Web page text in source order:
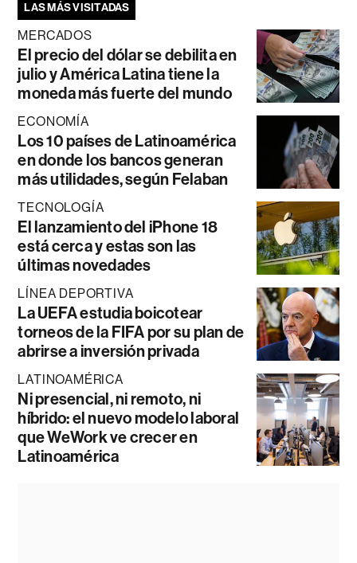
LAS MÁS VISITADAS
MERCADOS
El precio del dólar se debilita en
julio y América Latina tiene la
moneda más fuerte del mundo
ECONOMÍA
Los 10 países de Latinoamérica
en donde los bancos generan
más utilidades, según Felaban
TECNOLOGÍA
El lanzamiento del iPhone 18
está cerca y estas son las
últimas novedades
LÍNEA DEPORTIVA
La UEFA estudia boicotear
torneos de la FIFA por su plan de
abrirse a inversión privada
LATINOAMÉRICA
Ni presencial, ni remoto, ni
híbrido: el nuevo modelo laboral
que WeWork ve crecer en
Latinoamérica